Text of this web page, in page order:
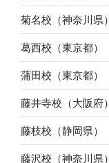
菊名校（神奈川県）
葛西校（東京都）
蒲田校（東京都）
藤井寺校（大阪府）
藤枝校（静岡県）
藤沢校（神奈川県）